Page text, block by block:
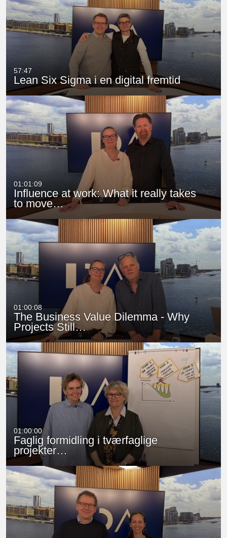
57:47
Lean Six Sigma i en digital fremtid
01:01:09
Influence at work: What it really takes
to move…
01:00:08
The Business Value Dilemma - Why
Projects Still…
01:00:00
Faglig formidling i tværfaglige
projekter…